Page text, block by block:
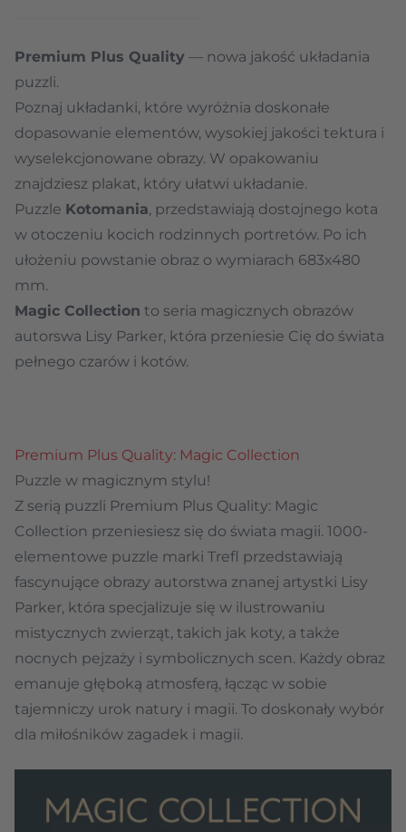
Premium Plus Quality — nowa jakość układania
puzzli.
Poznaj układanki, które wyróżnia doskonałe
dopasowanie elementów, wysokiej jakości tektura i
wyselekcjonowane obrazy. W opakowaniu
znajdziesz plakat, który ułatwi układanie.
Puzzle Kotomania, przedstawiają dostojnego kota
w otoczeniu kocich rodzinnych portretów. Po ich
ułożeniu powstanie obraz o wymiarach 683x480
mm.
Magic Collection to seria magicznych obrazów
autorswa Lisy Parker, która przeniesie Cię do świata
pełnego czarów i kotów.
Premium Plus Quality: Magic Collection
Puzzle w magicznym stylu!
Z serią puzzli Premium Plus Quality: Magic
Collection przeniesiesz się do świata magii. 1000-
elementowe puzzle marki Trefl przedstawiają
fascynujące obrazy autorstwa znanej artystki Lisy
Parker, która specjalizuje się w ilustrowaniu
mistycznych zwierząt, takich jak koty, a także
nocnych pejzaży i symbolicznych scen. Każdy obraz
emanuje głęboką atmosferą, łącząc w sobie
tajemniczy urok natury i magii. To doskonały wybór
dla miłośników zagadek i magii.